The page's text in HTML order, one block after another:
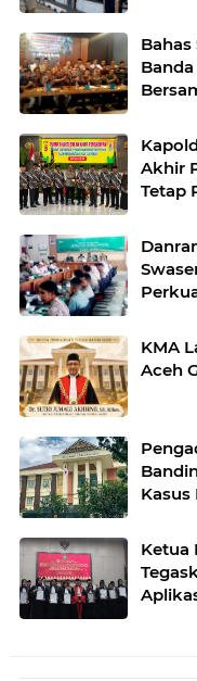
Akhir
Tetap
KMA
Aceh
Kasus
Ketua